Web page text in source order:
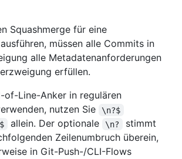
Squashmerge für eine
müssen alle Commits in
alle Metadatenanforderungen
erfüllen.
of-Line-Anker in regulären
nutzen Sie
\n?$
$ allein. Der optionale \n?
stimmt
Zeilenumbruch überein,
in Git-Push-/CLI-Flows